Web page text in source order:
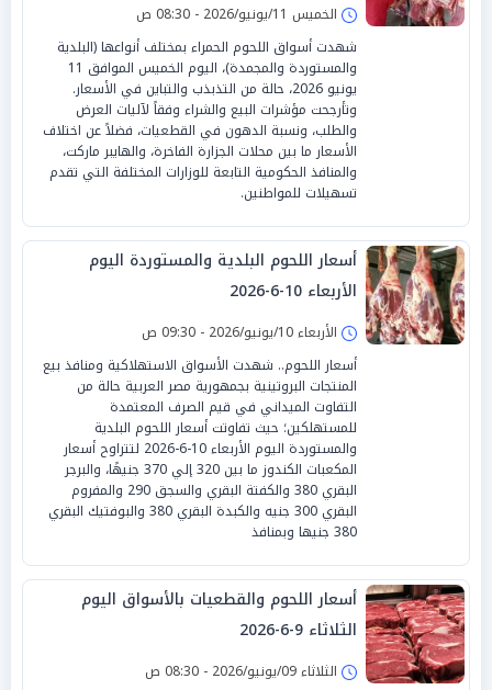
الخميس 11/يونيو/2026 - 08:30 ص
شهدت أسواق اللحوم الحمراء بمختلف أنواعها (البلدية
والمستوردة والمجمدة)، اليوم الخميس الموافق 11
يونيو 2026، حالة من التذبذب والتباين في الأسعار.
وتأرجحت مؤشرات البيع والشراء وفقاً لآليات العرض
والطلب، ونسبة الدهون في القطعيات، فضلاً عن اختلاف
الأسعار ما بين محلات الجزارة الفاخرة، والهايبر ماركت،
والمنافذ الحكومية التابعة للوزارات المختلفة التي تقدم
تسهيلات للمواطنين.
أسعار اللحوم البلدية والمستوردة اليوم
الأربعاء 10-6-2026
الأربعاء 10/يونيو/2026 - 09:30 ص
أسعار اللحوم.. شهدت الأسواق الاستهلاكية ومنافذ بيع
المنتجات البروتينية بجمهورية مصر العربية حالة من
التفاوت الميداني في قيم الصرف المعتمدة
للمستهلكين؛ حيث تفاوتت أسعار اللحوم البلدية
والمستوردة اليوم الأربعاء 10-6-2026 لتتراوح أسعار
المكعبات الكندوز ما بين 320 إلي 370 جنيهًا، والبرجر
البقري 380 والكفتة البقري والسجق 290 والمفروم
البقري 300 جنيه والكبدة البقري 380 والبوفتيك البقري
380 جنيها وبمنافذ
أسعار اللحوم والقطعيات بالأسواق اليوم
الثلاثاء 9-6-2026
الثلاثاء 09/يونيو/2026 - 08:30 ص